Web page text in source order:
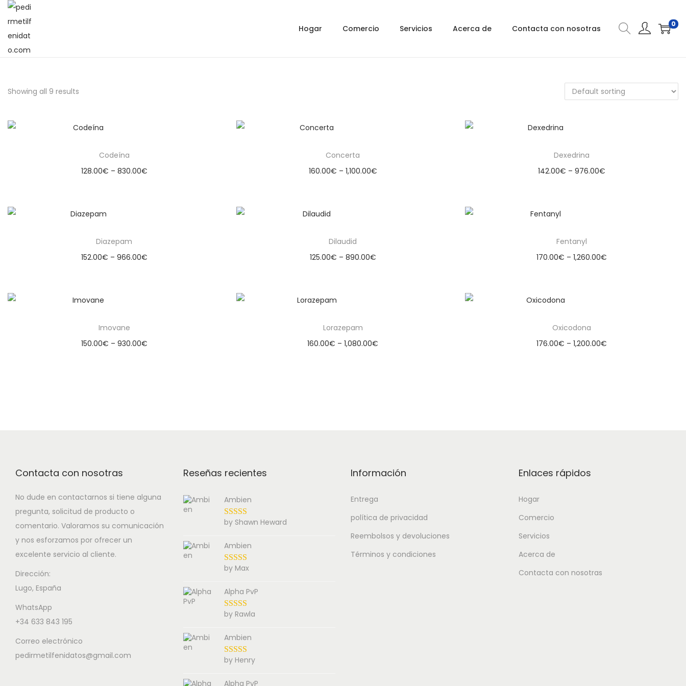
Hogar Comercio Servicios Acerca de Contacta con nosotras 0
Showing all 9 results
Codeína
128.00€ – 830.00€
Concerta
160.00€ – 1,100.00€
Dexedrina
142.00€ – 976.00€
Diazepam
152.00€ – 966.00€
Dilaudid
125.00€ – 890.00€
Fentanyl
170.00€ – 1,260.00€
Imovane
150.00€ – 930.00€
Lorazepam
160.00€ – 1,080.00€
Oxicodona
176.00€ – 1,200.00€
Contacta con nosotras
No dude en contactarnos si tiene alguna
pregunta, solicitud de producto o
comentario. Valoramos su comunicación
y nos esforzamos por ofrecer un
excelente servicio al cliente.
Dirección:
Lugo, España
WhatsApp
+34 633 843 195
Correo electrónico
pedirmetilfenidatos@gmail.com
Reseñas recientes
Ambien
by Shawn Heward
Ambien
by Max
Alpha PvP
by Rawla
Ambien
by Henry
Alpha PvP
Información
Entrega
política de privacidad
Reembolsos y devoluciones
Términos y condiciones
Enlaces rápidos
Hogar
Comercio
Servicios
Acerca de
Contacta con nosotras